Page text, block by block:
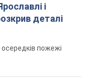
і
деталі
осередків пожежі